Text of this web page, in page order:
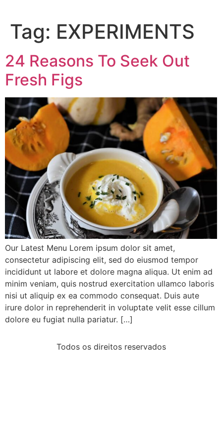
Tag: EXPERIMENTS
24 Reasons To Seek Out
Fresh Figs
Our Latest Menu Lorem ipsum dolor sit amet,
consectetur adipiscing elit, sed do eiusmod tempor
incididunt ut labore et dolore magna aliqua. Ut enim ad
minim veniam, quis nostrud exercitation ullamco laboris
nisi ut aliquip ex ea commodo consequat. Duis aute
irure dolor in reprehenderit in voluptate velit esse cillum
dolore eu fugiat nulla pariatur. […]
Todos os direitos reservados